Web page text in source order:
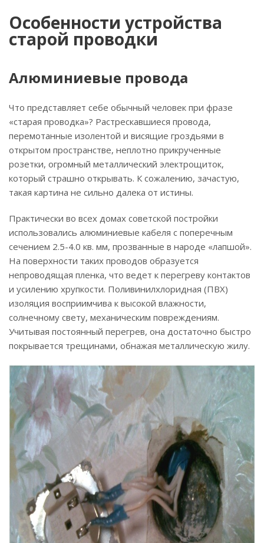
Особенности устройства
старой проводки
Алюминиевые провода
Что представляет себе обычный человек при фразе
«старая проводка»? Растрескавшиеся провода,
перемотанные изолентой и висящие гроздьями в
открытом пространстве, неплотно прикрученные
розетки, огромный металлический электрощиток,
который страшно открывать. К сожалению, зачастую,
такая картина не сильно далека от истины.
Практически во всех домах советской постройки
использовались алюминиевые кабеля с поперечным
сечением 2.5-4.0 кв. мм, прозванные в народе «лапшой».
На поверхности таких проводов образуется
непроводящая пленка, что ведет к перегреву контактов
и усилению хрупкости. Поливинилхлоридная (ПВХ)
изоляция восприимчива к высокой влажности,
солнечному свету, механическим повреждениям.
Учитывая постоянный перегрев, она достаточно быстро
покрывается трещинами, обнажая металлическую жилу.